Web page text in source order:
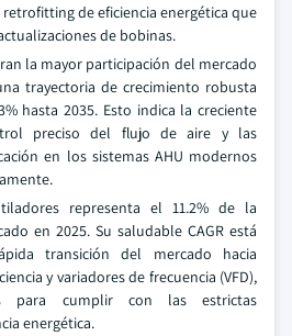
de eficiencia energética que
de bobinas.
la mayor participación del mercado
trayectoria de crecimiento robusta
hasta 2035. Esto indica la creciente
preciso del flujo de aire y las
en los sistemas AHU modernos
representa el 11.2% de la
en 2025. Su saludable CAGR está
transición del mercado hacia
y variadores de frecuencia (VFD),
para cumplir con las estrictas
energética.